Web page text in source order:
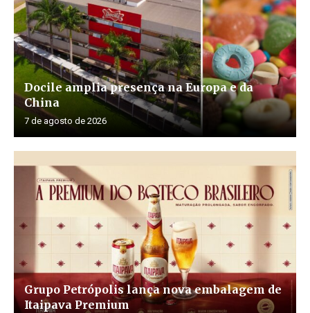
Docile amplia presença na Europa e da
China
7 de agosto de 2026
Grupo Petrópolis lança nova embalagem de
Itaipava Premium